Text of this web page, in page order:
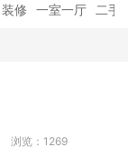
装修 一室一厅 二手
浏览：1269